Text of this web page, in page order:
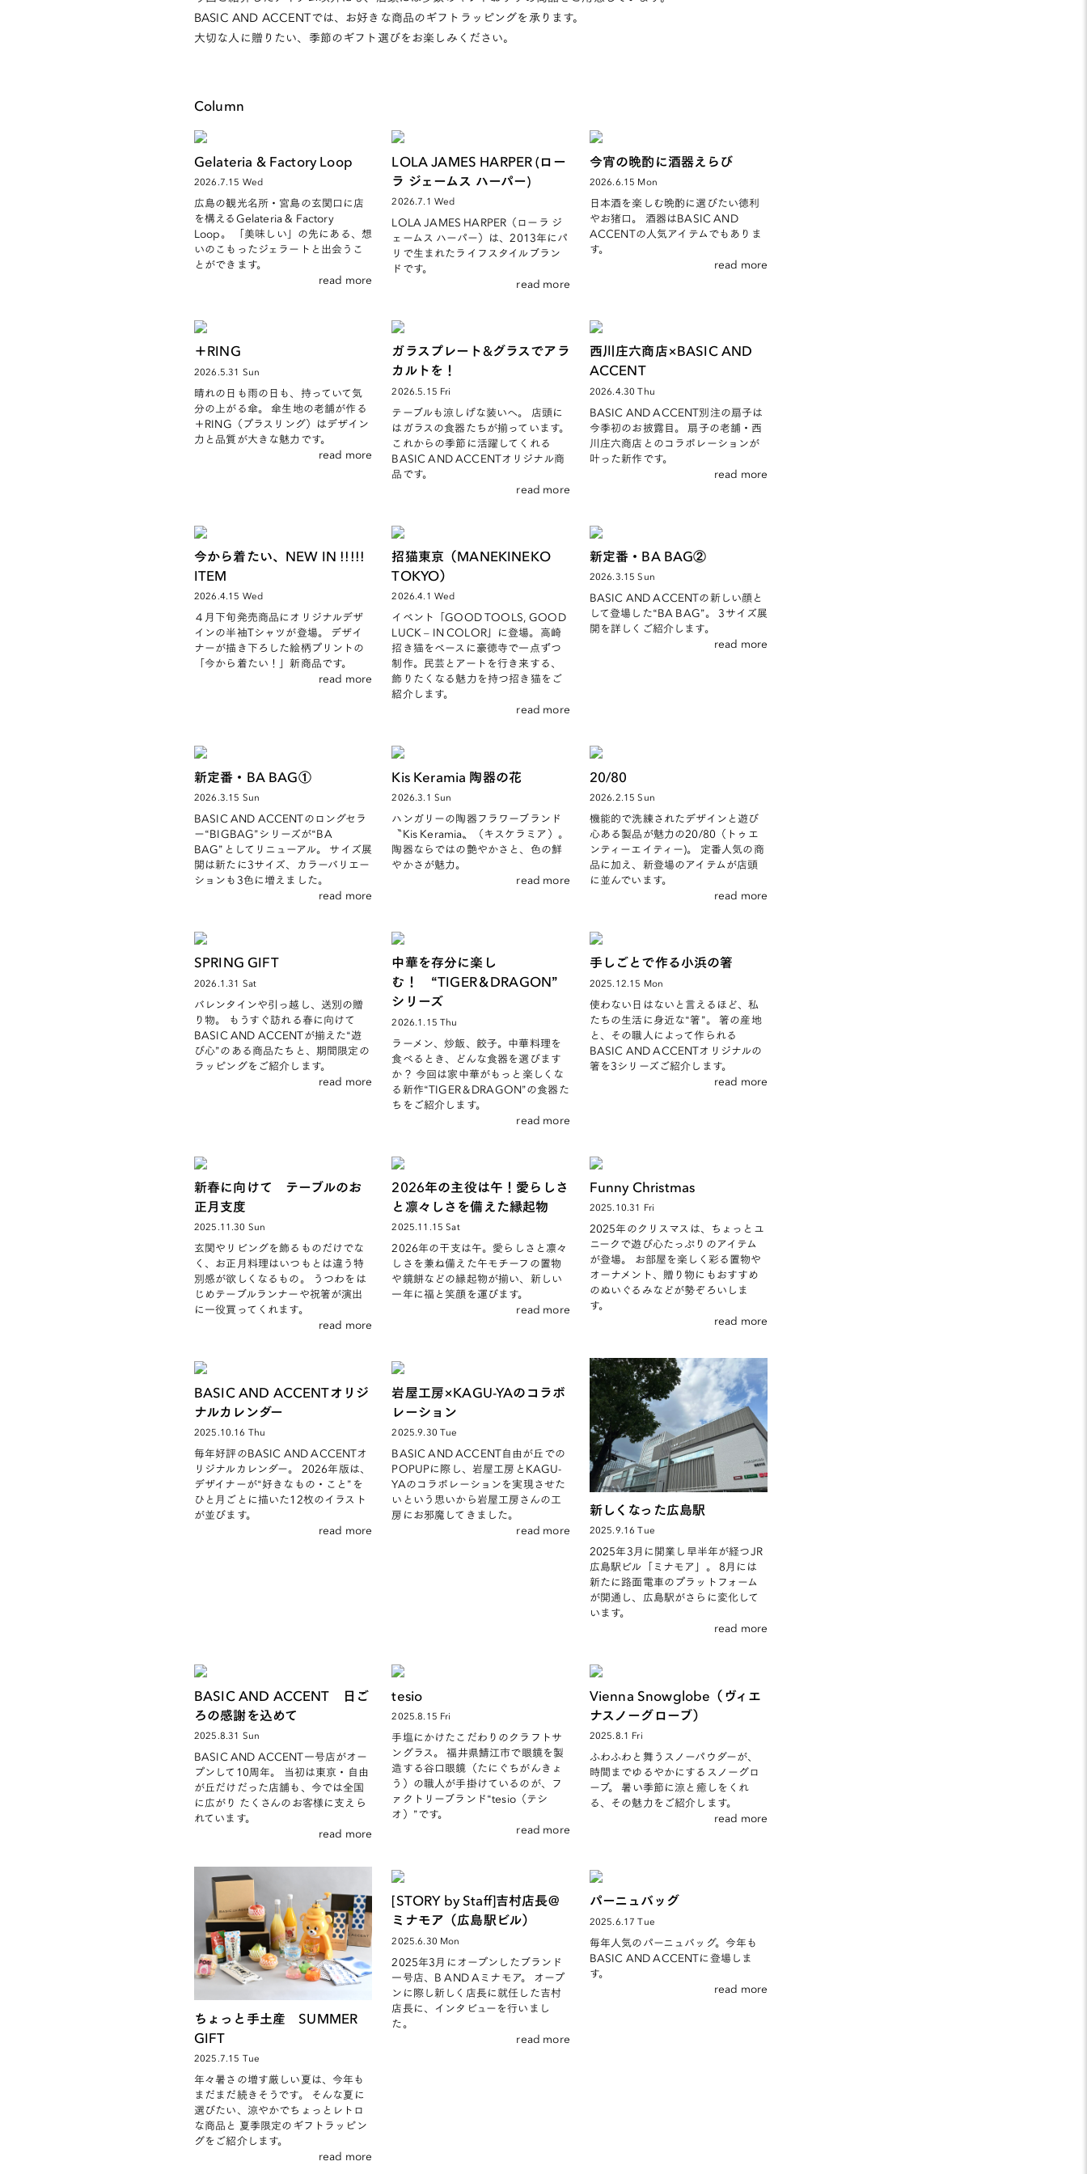
BASIC AND ACCENTでは、お好きな商品のギフトラッピングを承ります。
大切な人に贈りたい、季節のギフト選びをお楽しみください。
Column
Gelateria & Factory Loop
2026.7.15 Wed
広島の観光名所・宮島の玄関口に店
を構えるGelateria & Factory
Loop。 「美味しい」の先にある、想
いのこもったジェラートと出会うこ
とができます。
read more
LOLA JAMES HARPER (ロー
ラ ジェームス ハーパー)
2026.7.1 Wed
LOLA JAMES HARPER（ローラ ジ
ェームス ハーパー）は、2013年にパ
リで生まれたライフスタイルブラン
ドです。
read more
今宵の晩酌に酒器えらび
2026.6.15 Mon
日本酒を楽しむ晩酌に選びたい徳利
やお猪口。 酒器はBASIC AND
ACCENTの人気アイテムでもありま
す。
read more
＋RING
2026.5.31 Sun
晴れの日も雨の日も、持っていて気
分の上がる傘。 傘生地の老舗が作る
＋RING（プラスリング）はデザイン
力と品質が大きな魅力です。
read more
ガラスプレート&グラスでアラ
カルトを！
2026.5.15 Fri
テーブルも涼しげな装いへ。 店頭に
はガラスの食器たちが揃っています。
これからの季節に活躍してくれる
BASIC AND ACCENTオリジナル商
品です。
read more
西川庄六商店×BASIC AND
ACCENT
2026.4.30 Thu
BASIC AND ACCENT別注の扇子は
今季初のお披露目。 扇子の老舗・西
川庄六商店とのコラボレーションが
叶った新作です。
read more
今から着たい、NEW IN !!!!!
ITEM
2026.4.15 Wed
４月下旬発売商品にオリジナルデザ
インの半袖Tシャツが登場。 デザイ
ナーが描き下ろした絵柄プリントの
「今から着たい！」新商品です。
read more
招猫東京（MANEKINEKO
TOKYO）
2026.4.1 Wed
イベント「GOOD TOOLS, GOOD
LUCK – IN COLOR」に登場。高崎
招き猫をベースに豪徳寺で一点ずつ
制作。民芸とアートを行き来する、
飾りたくなる魅力を持つ招き猫をご
紹介します。
read more
新定番・BA BAG②
2026.3.15 Sun
BASIC AND ACCENTの新しい顔と
して登場した“BA BAG”。 3サイズ展
開を詳しくご紹介します。
read more
新定番・BA BAG①
2026.3.15 Sun
BASIC AND ACCENTのロングセラ
ー“BIGBAG”シリーズが“BA
BAG”としてリニューアル。 サイズ展
開は新たに3サイズ、カラーバリエー
ションも3色に増えました。
read more
Kis Keramia 陶器の花
2026.3.1 Sun
ハンガリーの陶器フラワーブランド
〝Kis Keramia〟（キスケラミア）。
陶器ならではの艶やかさと、色の鮮
やかさが魅力。
read more
20/80
2026.2.15 Sun
機能的で洗練されたデザインと遊び
心ある製品が魅力の20/80（トゥエ
ンティーエイティー)。 定番人気の商
品に加え、新登場のアイテムが店頭
に並んでいます。
read more
SPRING GIFT
2026.1.31 Sat
バレンタインや引っ越し、送別の贈
り物。 もうすぐ訪れる春に向けて
BASIC AND ACCENTが揃えた“遊
び心”のある商品たちと、期間限定の
ラッピングをご紹介します。
read more
中華を存分に楽し
む！ “TIGER＆DRAGON”
シリーズ
2026.1.15 Thu
ラーメン、炒飯、餃子。中華料理を
食べるとき、どんな食器を選びます
か？ 今回は家中華がもっと楽しくな
る新作“TIGER＆DRAGON”の食器た
ちをご紹介します。
read more
手しごとで作る小浜の箸
2025.12.15 Mon
使わない日はないと言えるほど、私
たちの生活に身近な“箸”。 箸の産地
と、その職人によって作られる
BASIC AND ACCENTオリジナルの
箸を3シリーズご紹介します。
read more
新春に向けて テーブルのお
正月支度
2025.11.30 Sun
玄関やリビングを飾るものだけでな
く、お正月料理はいつもとは違う特
別感が欲しくなるもの。 うつわをは
じめテーブルランナーや祝箸が演出
に一役買ってくれます。
read more
2026年の主役は午！愛らしさ
と凛々しさを備えた縁起物
2025.11.15 Sat
2026年の干支は午。愛らしさと凛々
しさを兼ね備えた午モチーフの置物
や鏡餅などの縁起物が揃い、新しい
一年に福と笑顔を運びます。
read more
Funny Christmas
2025.10.31 Fri
2025年のクリスマスは、ちょっとユ
ニークで遊び心たっぷりのアイテム
が登場。 お部屋を楽しく彩る置物や
オーナメント、贈り物にもおすすめ
のぬいぐるみなどが勢ぞろいしま
す。
read more
BASIC AND ACCENTオリジ
ナルカレンダー
2025.10.16 Thu
毎年好評のBASIC AND ACCENTオ
リジナルカレンダー。 2026年版は、
デザイナーが“好きなもの・こと”を
ひと月ごとに描いた12枚のイラスト
が並びます。
read more
岩屋工房×KAGU-YAのコラボ
レーション
2025.9.30 Tue
BASIC AND ACCENT自由が丘での
POPUPに際し、岩屋工房とKAGU-
YAのコラボレーションを実現させた
いという思いから岩屋工房さんの工
房にお邪魔してきました。
read more
新しくなった広島駅
2025.9.16 Tue
2025年3月に開業し早半年が経つJR
広島駅ビル「ミナモア」。 8月には
新たに路面電車のプラットフォーム
が開通し、広島駅がさらに変化して
います。
read more
BASIC AND ACCENT 日ご
ろの感謝を込めて
2025.8.31 Sun
BASIC AND ACCENT一号店がオー
プンして10周年。 当初は東京・自由
が丘だけだった店舗も、今では全国
に広がり たくさんのお客様に支えら
れています。
read more
tesio
2025.8.15 Fri
手塩にかけたこだわりのクラフトサ
ングラス。 福井県鯖江市で眼鏡を製
造する谷口眼鏡（たにぐちがんきょ
う）の職人が手掛けているのが、フ
ァクトリーブランド“tesio（テシ
オ）”です。
read more
Vienna Snowglobe（ヴィエ
ナスノーグローブ）
2025.8.1 Fri
ふわふわと舞うスノーパウダーが、
時間までゆるやかにするスノーグロ
ーブ。 暑い季節に涼と癒しをくれ
る、その魅力をご紹介します。
read more
ちょっと手土産 SUMMER
GIFT
2025.7.15 Tue
年々暑さの増す厳しい夏は、今年も
まだまだ続きそうです。 そんな夏に
選びたい、涼やかでちょっとレトロ
な商品と 夏季限定のギフトラッピン
グをご紹介します。
read more
[STORY by Staff]吉村店長@
ミナモア（広島駅ビル）
2025.6.30 Mon
2025年3月にオープンしたブランド
一号店、B AND Aミナモア。 オープ
ンに際し新しく店長に就任した吉村
店長に、インタビューを行いまし
た。
read more
パーニュバッグ
2025.6.17 Tue
毎年人気のパーニュバッグ。今年も
BASIC AND ACCENTに登場しま
す。
read more